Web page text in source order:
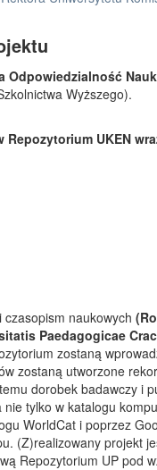
Odpowiedzialność
Wyższego).
UKEN
naukowych
Paedagogicae
zostaną
zostaną utworzone
dorobek badawczy i
tylko w katalogu
WorldCat i poprzez
(Z)realizowany projekt
Repozytorium UP pod